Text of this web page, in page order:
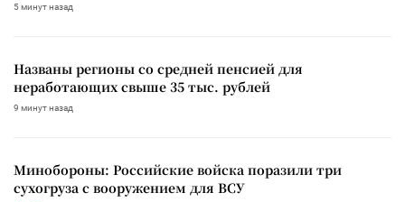
5 минут назад
Названы регионы со средней пенсией для
неработающих свыше 35 тыс. рублей
9 минут назад
Минобороны: Российские войска поразили три
сухогруза с вооружением для ВСУ